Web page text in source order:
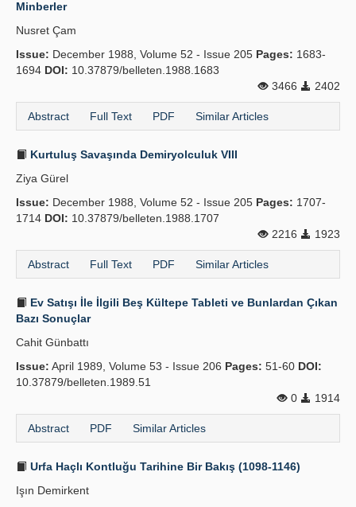
Minberler
Nusret Çam
Issue: December 1988, Volume 52 - Issue 205 Pages: 1683-
1694 DOI: 10.37879/belleten.1988.1683
3466
2402
Abstract Full Text PDF Similar Articles
Kurtuluş Savaşında Demiryolculuk VIII
Ziya Gürel
Issue: December 1988, Volume 52 - Issue 205 Pages: 1707-
1714 DOI: 10.37879/belleten.1988.1707
2216
1923
Abstract Full Text PDF Similar Articles
Ev Satışı İle İlgili Beş Kültepe Tableti ve Bunlardan Çıkan
Bazı Sonuçlar
Cahit Günbattı
Issue: April 1989, Volume 53 - Issue 206 Pages: 51-60 DOI:
10.37879/belleten.1989.51
0
1914
Abstract PDF Similar Articles
Urfa Haçlı Kontluğu Tarihine Bir Bakış (1098-1146)
Işın Demirkent